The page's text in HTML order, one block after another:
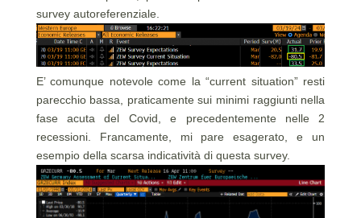
survey autoreferenziale.
E’ comunque notevole come la “current situation” resti
parecchio bassa, praticamente sui minimi raggiunti nella
fase acuta del Covid, e precedentemente nelle 2
recessioni. Francamente, mi pare esagerato, e un
esempio della scarsa indicatività di questa survey.